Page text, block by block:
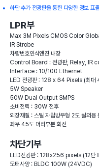
하단 추가 전광판을 통한 다양한 정보 표
LPR부
Max 3M Pixels CMOS Color
IR Strobe
차량번호인식엔진 내장
Control Board : 전광판, Relay, IR
Interface : 10/100 Ethernet
LED 전광판 : 128 x 64 Pixels (최대
5W Speaker
50W Dual Output SMPS
소비전력 : 30W 전후
외장재질 : 스틸 자립방우형 2도 실외용
좌우 45도 머리부분 회전
차단기부
LED전광판 : 128x256 pixels (12단
모터사양 : BLDC 100W (24VDC)